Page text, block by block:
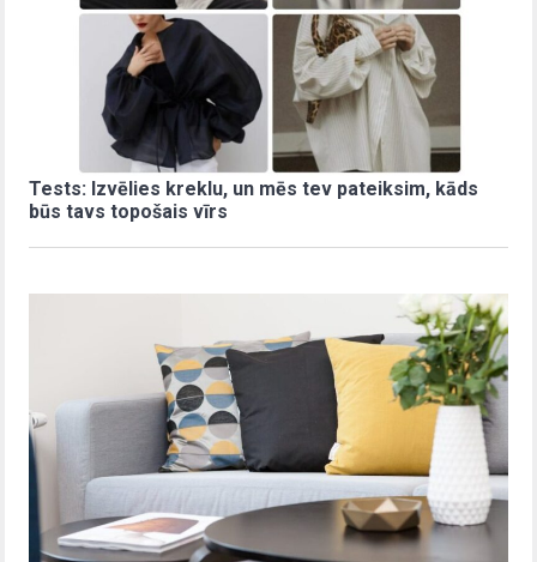
Tests: Izvēlies kreklu, un mēs tev pateiksim, kāds
būs tavs topošais vīrs